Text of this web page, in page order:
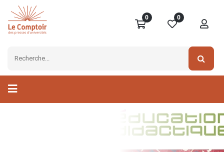
0 0